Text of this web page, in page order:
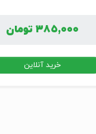
۳۸۵,۰۰۰ تومان
خرید آنلاین